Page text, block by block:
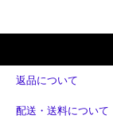
返品について
配送・送料について